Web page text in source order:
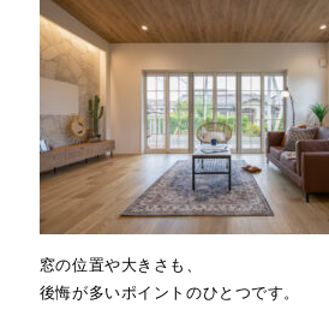
窓の位置や大きさも、
後悔が多いポイントのひとつです。